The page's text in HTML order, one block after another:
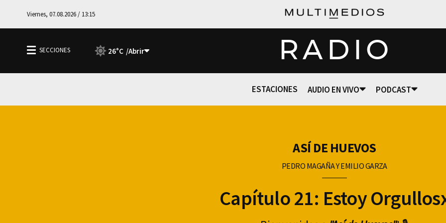
Viernes, 07.08.2026 / 13:15
26°C RADIO
ESTACIONES AUDIO EN VIVO PODCAST
ASÍ DE HUEVOS
PEDRO MAGAÑA Y EMILIO GARZA
Capítulo 21: Estoy